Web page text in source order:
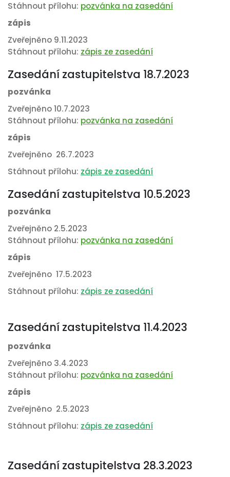
Stáhnout přílohu: pozvánka na zasedání
zápis
Zveřejněno 9.11.2023
Stáhnout přílohu: zápis ze zasedání
Zasedání zastupitelstva 18.7.2023
pozvánka
Zveřejněno 10.7.2023
Stáhnout přílohu: pozvánka na zasedání
zápis
Zveřejněno 26.7.2023
Stáhnout přílohu: zápis ze zasedání
Zasedání zastupitelstva 10.5.2023
pozvánka
Zveřejněno 2.5.2023
Stáhnout přílohu: pozvánka na zasedání
zápis
Zveřejněno 17.5.2023
Stáhnout přílohu: zápis ze zasedání
Zasedání zastupitelstva 11.4.2023
pozvánka
Zveřejněno 3.4.2023
Stáhnout přílohu: pozvánka na zasedání
zápis
Zveřejněno 2.5.2023
Stáhnout přílohu: zápis ze zasedání
Zasedání zastupitelstva 28.3.2023